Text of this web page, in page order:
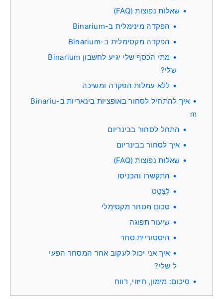
שאלות נפוצות (FAQ)
הפקדה מינימלית ב-Binarium
הפקדה מקסימלית ב-Binarium
מתי הכסף שלי יגיע לחשבון Binarium
שלי?
ללא עמלות הפקדה ומשיכה
איך להתחיל לסחור באופציות בינאריות ב-Binariu
m
התחל לסחור בבינריום
איך לסחור בבינריום
שאלות נפוצות (FAQ)
התקשרו והכניסו
לְצַטֵט
סכום מסחר מקסימלי
שיעור תפוגה
היסטוריית סחר
איך אני יכול לעקוב אחר המסחר הפעי
ל שלי?
סיכום: מימון, חיזוי, רווח